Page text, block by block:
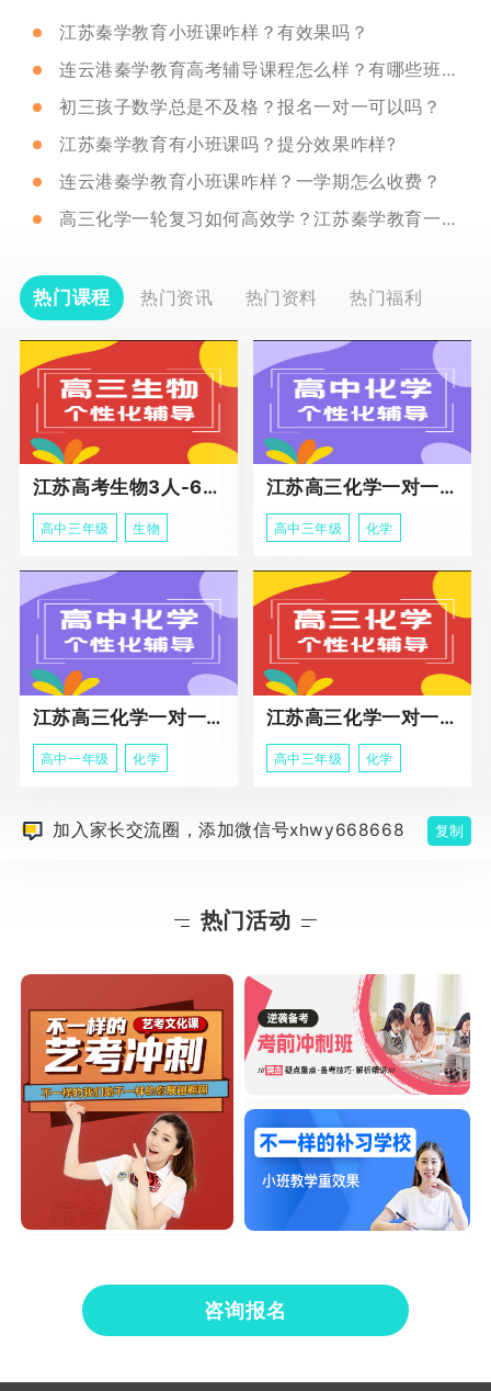
江苏秦学教育小班课咋样？有效果吗？
连云港秦学教育高考辅导课程怎么样？有哪些班型？
初三孩子数学总是不及格？报名一对一可以吗？
江苏秦学教育有小班课吗？提分效果咋样?
连云港秦学教育小班课咋样？一学期怎么收费？
高三化学一轮复习如何高效学？江苏秦学教育一对一课程管用吗？
热门课程 热门资讯 热门资料 热门福利
江苏高考生物3人-6人小班助力课程
高中三年级 生物
江苏高三化学一对一个性化冲刺辅导
高中三年级 化学
江苏高三化学一对一个性化辅导
高中一年级 化学
江苏高三化学一对一冲刺辅导课程
高中三年级 化学
加入家长交流圈，添加微信号xhwy668668 复制
热门活动
咨询报名